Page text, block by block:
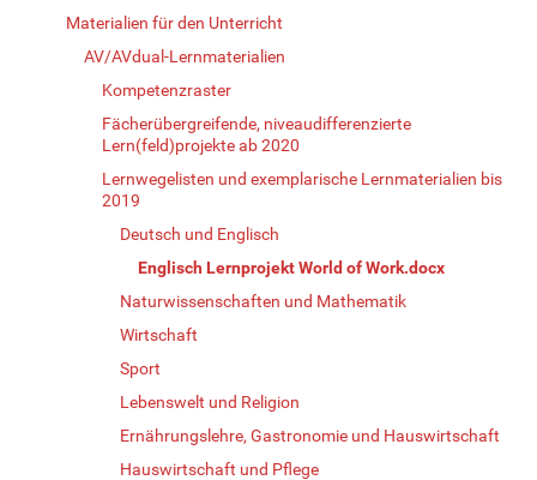
Materialien für den Unterricht
AV/AVdual-Lernmaterialien
Kompetenzraster
Fächerübergreifende, niveaudifferenzierte
Lern(feld)projekte ab 2020
Lernwegelisten und exemplarische Lernmaterialien bis
2019
Deutsch und Englisch
Englisch Lernprojekt World of Work.docx
Naturwissenschaften und Mathematik
Wirtschaft
Sport
Lebenswelt und Religion
Ernährungslehre, Gastronomie und Hauswirtschaft
Hauswirtschaft und Pflege